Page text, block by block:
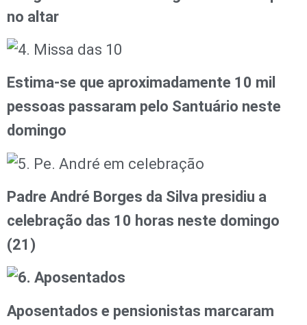
no altar
Estima-se que aproximadamente 10 mil
pessoas passaram pelo Santuário neste
domingo
Padre André Borges da Silva presidiu a
celebração das 10 horas neste domingo
(21)
Aposentados e pensionistas marcaram